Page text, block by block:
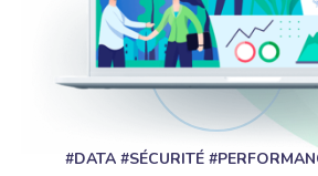
#DATA #SÉCURITÉ